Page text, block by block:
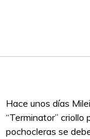
Hace unos días
“Terminator” criollo
pochocleras se